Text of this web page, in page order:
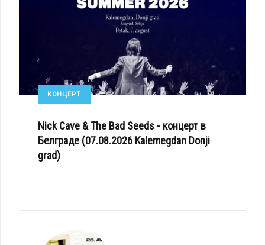
КОНЦЕРТ
Nick Cave & The Bad Seeds - концерт в
Белграде (07.08.2026 Kalemegdan Donji
grad)